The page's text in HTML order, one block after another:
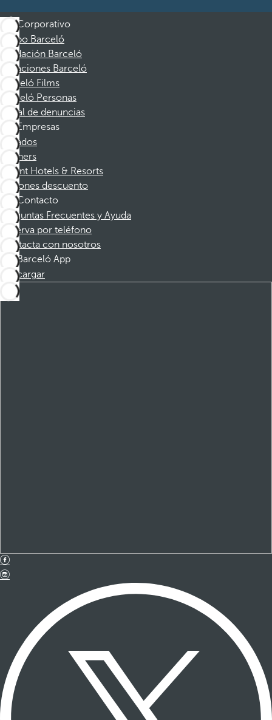
Corporativo
Grupo Barceló
Fundación Barceló
Vacaciones Barceló
Barceló Films
Barceló Personas
Canal de denuncias
Empresas
Afiliados
Partners
Dorint Hotels & Resorts
Cupones descuento
Contacto
Preguntas Frecuentes y Ayuda
Reserva por teléfono
Contacta con nosotros
Barceló App
Descargar